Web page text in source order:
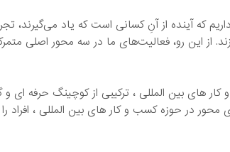
که آینده از آنِ کسانی است که یاد می‌گیرند،
از این رو، فعالیت‌های ما در سه محور اصلی
های بین المللی ، ترکیبی از کوچینگ حرفه ای
در حوزه کسب و کار های بین المللی ، افراد را